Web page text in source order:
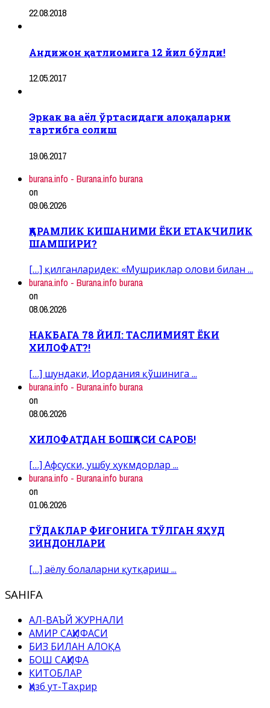
22.08.2018
Андижон қатлиомига 12 йил бўлди!
12.05.2017
Эркак ва аёл ўртасидаги алоқаларни
тартибга солиш
19.06.2017
burana.info - Burana.info burana
on
09.06.2026
ҚАРАМЛИК КИШАНИМИ ЁКИ ЕТАКЧИЛИК
ШАМШИРИ?
[…] қилганларидек: «Мушриклар олови билан ...
burana.info - Burana.info burana
on
08.06.2026
НАКБАГА 78 ЙИЛ: ТАСЛИМИЯТ ЁКИ
ХИЛОФАТ?!
[…] шундаки, Иордания қўшинига ...
burana.info - Burana.info burana
on
08.06.2026
ХИЛОФАТДАН БОШҚАСИ САРОБ!
[…] Афсуски, ушбу ҳукмдорлар ...
burana.info - Burana.info burana
on
01.06.2026
ГЎДАКЛАР ФИҒОНИГА ТЎЛГАН ЯҲУД
ЗИНДОНЛАРИ
[…] аёлу болаларни қутқариш ...
SAHIFA
АЛ-ВАЪЙ ЖУРНАЛИ
АМИР САҲИФАСИ
БИЗ БИЛАН АЛОҚА
БОШ САҲИФА
КИТОБЛАР
Ҳизб ут-Таҳрир